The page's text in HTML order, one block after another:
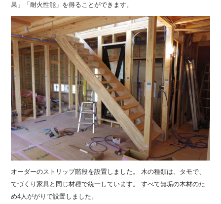
果」「耐火性能」を得ることができます。
オーダーのストリップ階段を設置しました。 木の種類は、タモで、
てづくり家具と同じ材種で統一しています。 すべて無垢の木材のた
め4人ががりで設置しました。